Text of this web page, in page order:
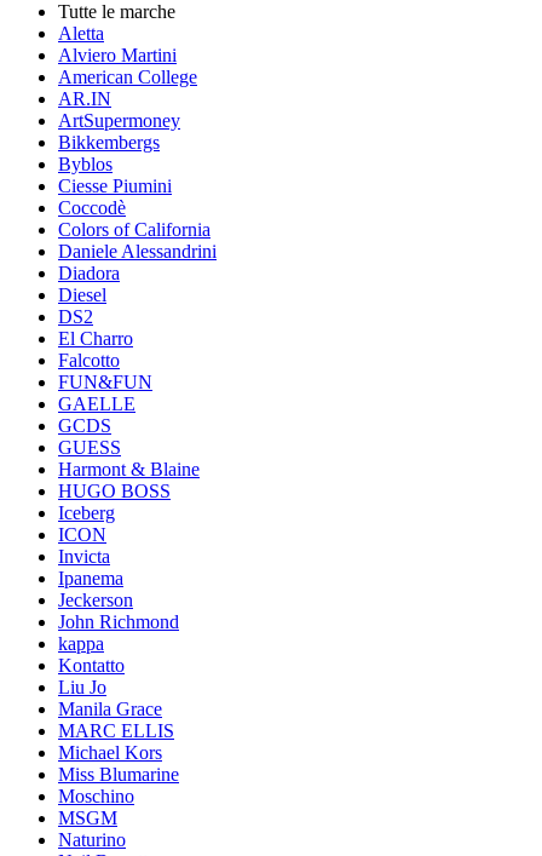
Tutte le marche
Aletta
Alviero Martini
American College
AR.IN
ArtSupermoney
Bikkembergs
Byblos
Ciesse Piumini
Coccodè
Colors of California
Daniele Alessandrini
Diadora
Diesel
DS2
El Charro
Falcotto
FUN&FUN
GAELLE
GCDS
GUESS
Harmont & Blaine
HUGO BOSS
Iceberg
ICON
Invicta
Ipanema
Jeckerson
John Richmond
kappa
Kontatto
Liu Jo
Manila Grace
MARC ELLIS
Michael Kors
Miss Blumarine
Moschino
MSGM
Naturino